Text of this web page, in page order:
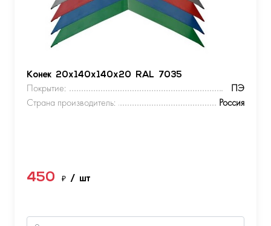
Конек 20х140х140х20 RAL 7035
Покрытие:
ПЭ
Страна производитель:
Россия
450 ₽ / шт